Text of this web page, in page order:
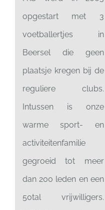
opgestart met 3
voetballertjes in
Beersel die geen
plaatsje kregen bij de
reguliere clubs.
Intussen is onze
warme sport- en
activiteitenfamilie
gegroeid tot meer
dan 200 leden en een
50tal vrijwilligers.